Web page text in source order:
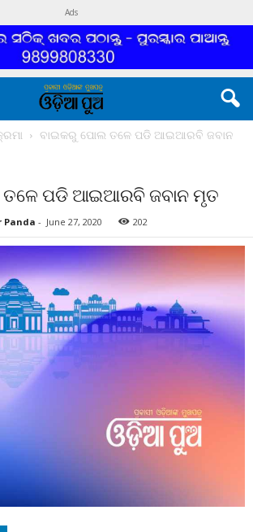
Ads
ବାଇକରୁ ପୋଲ ତଳେ ପଡି ଆଇଆରବି ଜବାନ
ପଡି ଆଇଆରବି ଜବାନ ମୃତ
Panda - June 27, 2020 202